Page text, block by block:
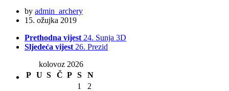
by admin_archery
15. ožujka 2019
Prethodna vijest 24. Sunja 3D
Sljedeća vijest 26. Prezid
kolovoz 2026
P U S Č P S
N
1
2